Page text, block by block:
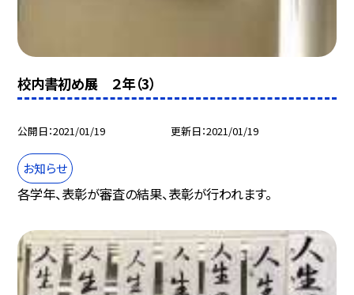
校内書初め展 ２年（3）
公開日 2021/01/19 更新日 2021/01/19
お知らせ
各学年、表彰が審査の結果、表彰が行われます。